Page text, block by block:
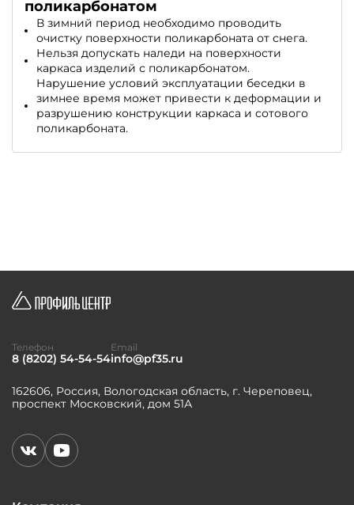
поликарбонатом
В зимний период необходимо проводить
очистку поверхности поликарбоната от снега.
Нельзя допускать наледи на поверхности
каркаса изделий с поликарбонатом.
Нарушение условий эксплуатации беседки в
зимнее время может привести к деформации и
разрушению конструкции каркаса и сотового
поликарбоната.
162606, Россия, Вологодская область, г. Череповец,
проспект Московский, дом 51А
Телефон
8 (8202) 54-54-54
Email
info@pf35.ru